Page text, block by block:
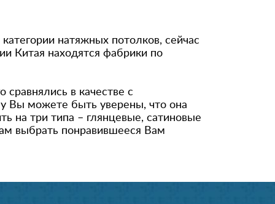
899984***13
+791754***74
896851***98
+796715***87
98531***92
натяжных потолков, сейчас
Китая находятся фабрики по
сравнялись в качестве с
Вы можете быть уверены, что она
на три типа – глянцевые, сатиновые
выбрать понравившееся Вам